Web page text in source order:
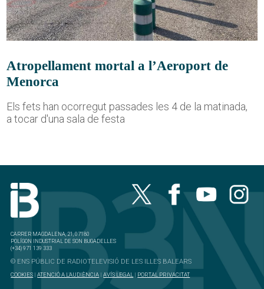
Atropellament mortal a l’Aeroport de
Menorca
Els fets han ocorregut passades les 4 de la matinada,
a tocar d'una sala de festa
CARRER MAGDALENA, 21, 07180
POLÍGON INDUSTRIAL DE SON BUGADELLES
(+34) 971 139 333
© ENS PÚBLIC DE RADIOTELEVISIÓ DE LES ILLES BALEARS
COOKIES |ATENCIÓ A L'AUDIÈNCIA |AVÍS LEGAL | PORTAL PRIVACITAT